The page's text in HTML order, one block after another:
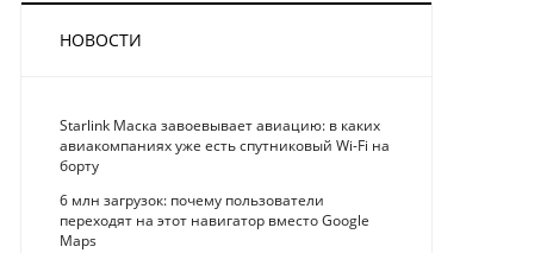
НОВОСТИ
Starlink Маска завоевывает авиацию: в каких
авиакомпаниях уже есть спутниковый Wi-Fi на
борту
6 млн загрузок: почему пользователи
переходят на этот навигатор вместо Google
Maps